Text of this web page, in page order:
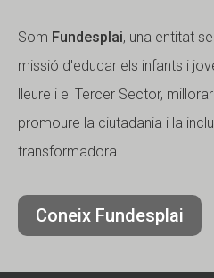
Som Fundesplai, una entitat
missió d'educar els infants i
lleure i el Tercer Sector,
promoure la ciutadania i la
transformadora.
Coneix Fundesplai